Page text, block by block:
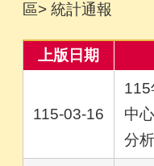
區
統計通報
上版日期
115-03-16
115
中
分析